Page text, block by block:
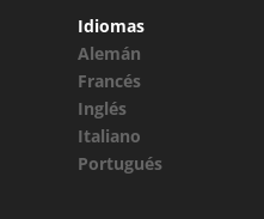
Idiomas
Alemán
Francés
Inglés
Italiano
Portugués